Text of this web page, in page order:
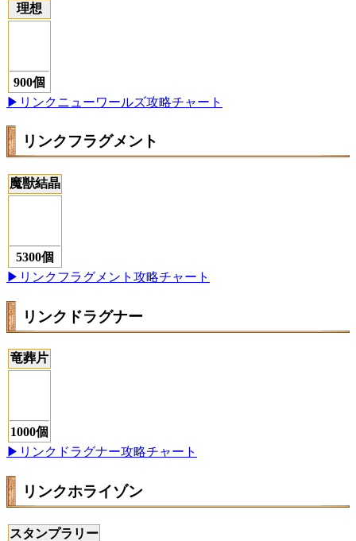
理想
900個
▶リンクニューワールズ攻略チャート
リンクフラグメント
魔獣結晶
5300個
▶リンクフラグメント攻略チャート
リンクドラグナー
竜葬片
1000個
▶リンクドラグナー攻略チャート
リンクホライゾン
スタンプラリー